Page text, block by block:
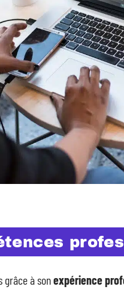
grâce à sonexpérience